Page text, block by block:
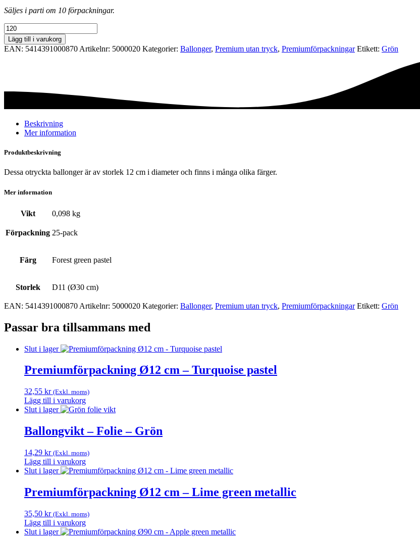
Säljes i parti om 10 förpackningar.
Premiumförpackning
Ø12
cm
-
mängd
Lägg till i varukorg
EAN: 5414391000870 Artikelnr: 5000020 Kategorier: Ballonger, Premium utan tryck, Premium­förpackningar Etikett: Grön
Beskrivning
Mer information
Produktbeskrivning
Dessa otryckta ballonger är av storlek 12 cm i diameter och finns i många olika färger.
Mer information
Vikt 0,098 kg
Förpackning 25-pack
Färg Forest green pastel
Storlek D11 (Ø30 cm)
EAN: 5414391000870 Artikelnr: 5000020 Kategorier: Ballonger, Premium utan tryck, Premium­förpackningar Etikett: Grön
Passar bra tillsammans med
Slut i lager
Premiumförpackning Ø12 cm – Turquoise pastel
32,55 kr (Exkl. moms)
Lägg till i varukorg
Slut i lager
Ballongvikt – Folie – Grön
14,29 kr (Exkl. moms)
Lägg till i varukorg
Slut i lager
Premiumförpackning Ø12 cm – Lime green metallic
35,50 kr (Exkl. moms)
Lägg till i varukorg
Slut i lager